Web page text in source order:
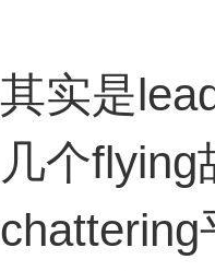
其实是
几个